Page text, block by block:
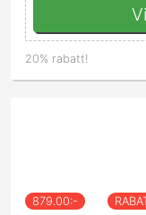
20% rabatt!
879.00:-